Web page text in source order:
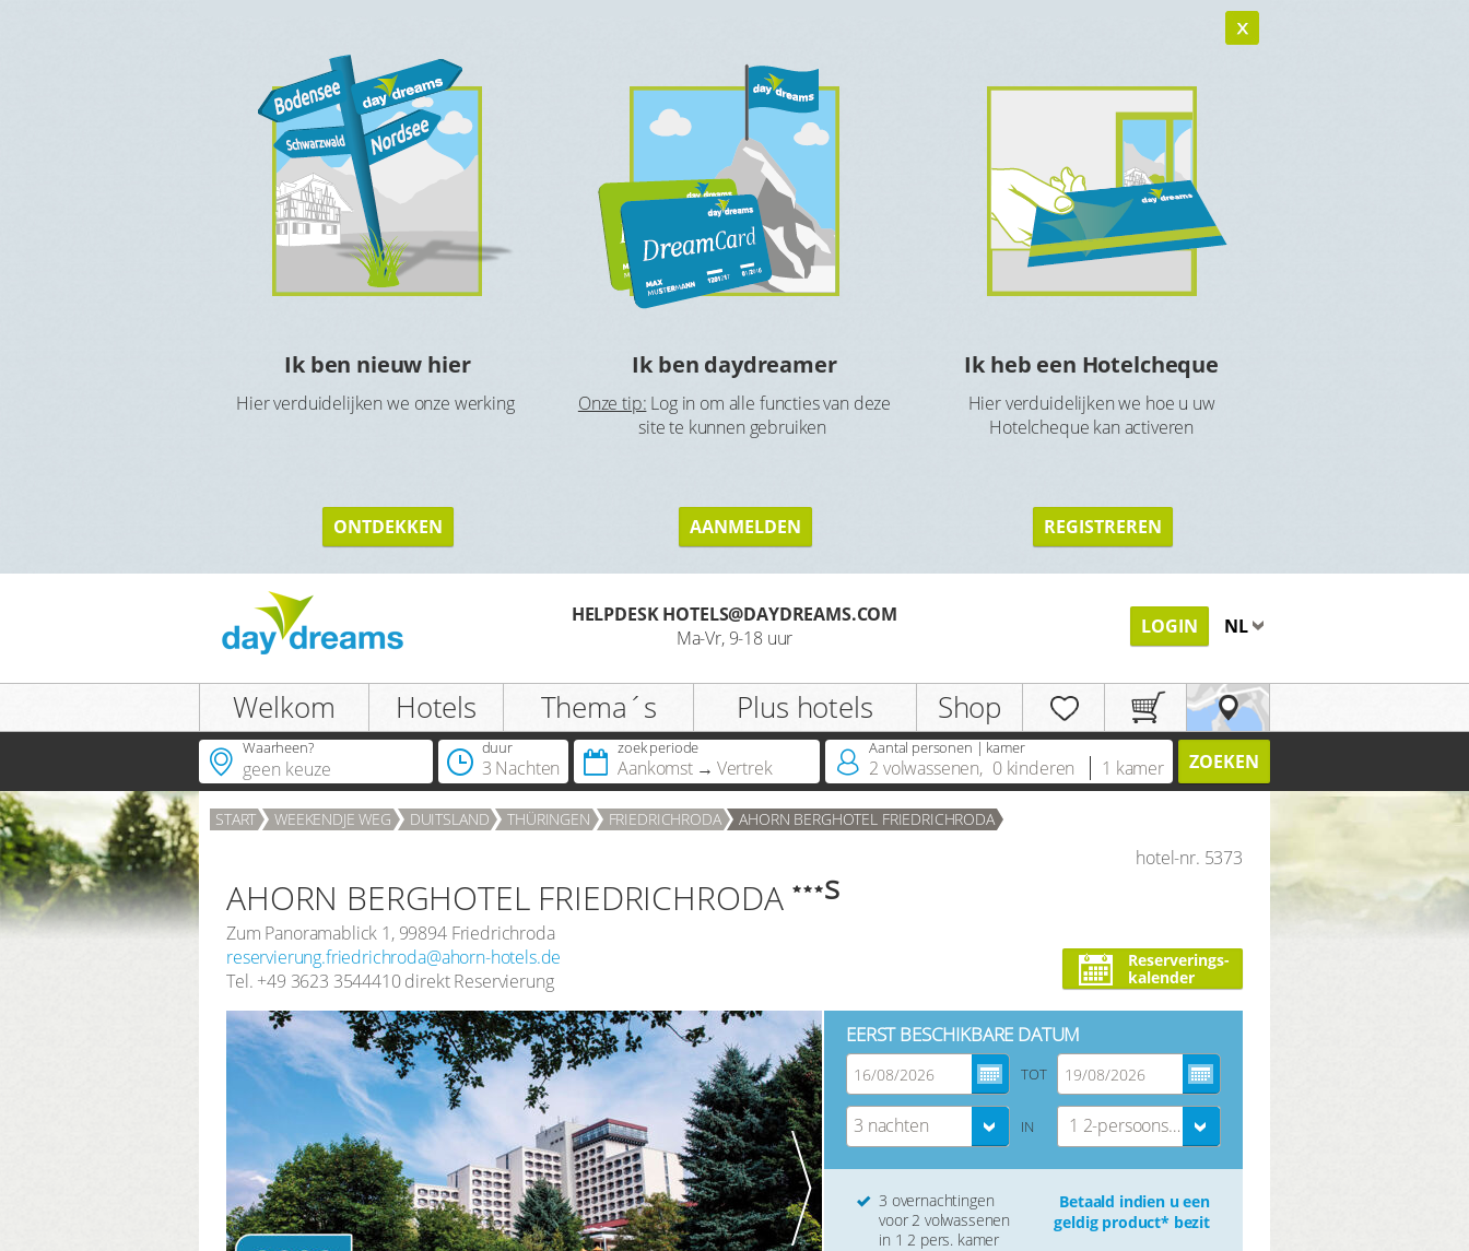
Ik ben nieuw hier
Hier verduidelijken we onze werking
ONTDEKKEN
Ik ben daydreamer
Onze tip: Log in om alle functies van deze
site te kunnen gebruiken
AANMELDEN
Ik heb een Hotelcheque
Hier verduidelijken we hoe u uw
Hotelcheque kan activeren
REGISTREREN
HELPDESK HOTELS@DAYDREAMS.COM
Ma-Vr, 9-18 uur
LOGIN NL
Welkom Hotels Thema´s Plus hotels Shop
Waarheen? duur
3 Nachten
zoek periode
Aankomst Vertrek
Aantal personen | kamer
2 volwassenen, 0 kinderen 1 kamer ZOEKEN
START WEEKENDJE WEG DUITSLAND THÜRINGEN FRIEDRICHRODA AHORN BERGHOTEL FRIEDRICHRODA
hotel-nr. 5373
AHORN BERGHOTEL FRIEDRICHRODA s
Zum Panoramablick 1, 99894 Friedrichroda
reservierung.friedrichroda@ahorn-hotels.de
Tel. +49 3623 3544410 direkt Reservierung
Reserverings-
kalender
EERST BESCHIKBARE DATUM
TOT
3 nachten IN 1 2-persoons kamer
3 overnachtingen
voor 2 volwassenen
in 1 2 pers. kamer
Betaald indien u een
geldig product* bezit